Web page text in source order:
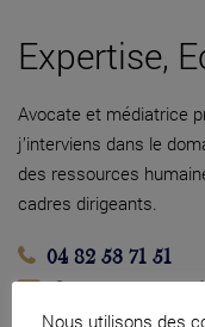
Expertise,
Avocate et médiatrice
j’interviens dans le
des ressources
cadres dirigeants.
04 82 53 71 51
Nous utilisons des